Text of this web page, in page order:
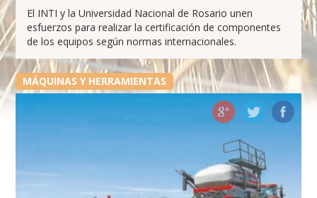
El INTI y la Universidad Nacional de Rosario unen
esfuerzos para realizar la certificación de componentes
de los equipos según normas internacionales.
MÁQUINAS Y HERRAMIENTAS